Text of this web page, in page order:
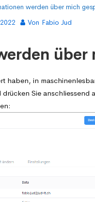
werden über mich
Von Fabio Jud
über
haben, in
Sie